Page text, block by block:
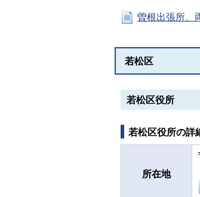
曽根出張所、
若松区
若松区役所
若松区役所の詳
所在地